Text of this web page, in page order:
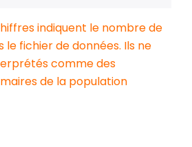
indiquent le nombre de
le fichier de données. Ils ne
comme des
de la population